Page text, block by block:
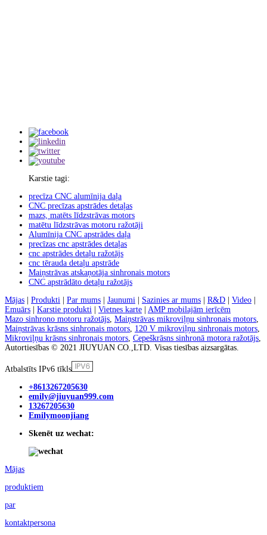
Karstie tagi:
precīza CNC alumīnija daļa
CNC precīzas apstrādes detaļas
mazs, matēts līdzstrāvas motors
matētu līdzstrāvas motoru ražotāji
Alumīnija CNC apstrādes daļa
precīzas cnc apstrādes detaļas
cnc apstrādes detaļu ražotājs
cnc tērauda detaļu apstrāde
Maiņstrāvas atskaņotāja sinhronais motors
CNC apstrādāto detaļu ražotājs
Mājas | Produkti | Par mums | Jaunumi | Sazinies ar mums | R&D | Video |
Emuārs | Karstie produkti | Vietnes karte | AMP mobilajām ierīcēm
Mazo sinhrono motoru ražotājs Maiņstrāvas mikroviļņu sinhronais motors
Maiņstrāvas krāsns sinhronais motors 120 V mikroviļņu sinhronais motors
Mikroviļņu krāsns sinhronais motors Cepeškrāsns sinhronā motora ražotājs
Autortiesības © 2021 JIUYUAN CO.,LTD. Visas tiesības aizsargātas.
Atbalstīts IPv6 tīkls
+8613267205630
emily@jiuyuan999.com
13267205630
Emilymoonjiang
Skenēt uz wechat:
Mājas
produktiem
par
kontaktpersona